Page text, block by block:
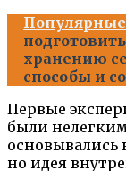
Популярные
хранению
способы и
Первые
были
основывались
но идея